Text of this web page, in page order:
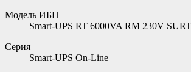
Модель ИБП
Smart-UPS RT 6000VA RM 230V
Серия
Smart-UPS On-Line